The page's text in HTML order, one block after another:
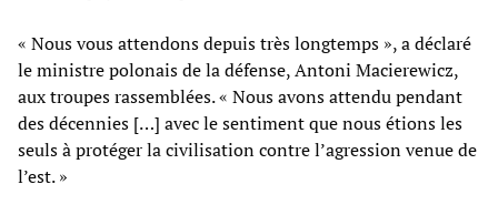
« Nous vous attendons depuis très longtemps », a déclaré
le ministre polonais de la défense, Antoni Macierewicz,
aux troupes rassemblées. « Nous avons attendu pendant
des décennies […] avec le sentiment que nous étions les
seuls à protéger la civilisation contre l’agression venue de
l’est. »